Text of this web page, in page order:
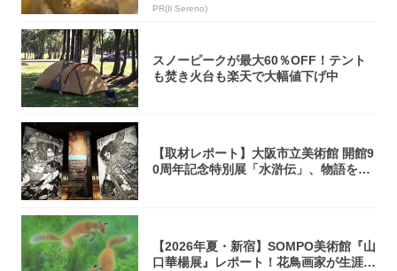
PR(Il Sereno)
スノーピークが最大60％OFF！テント
も焚き火台も楽天で大幅値下げ中
【取材レポート】大阪市立美術館 開館9
0周年記念特別展「水滸伝」、物語を知
【2026年夏・新宿】SOMPO美術館『山
口華楊展』レポート！花鳥画家が生涯描